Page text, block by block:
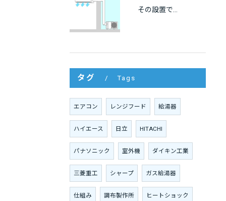
タグ Tags
エアコン レンジフード 給湯器
ハイエース 日立 HITACHI
パナソニック 室外機 ダイキン工業
三菱重工 シャープ ガス給湯器
仕組み 調布製作所 ヒートショック